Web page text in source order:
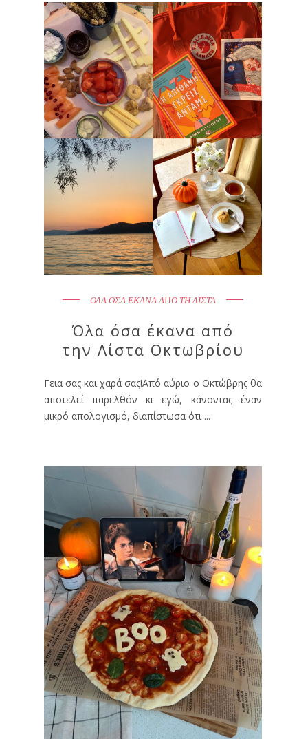
ΟΛΑ ΟΣΑ ΕΚΑΝΑ ΑΠΟ ΤΗ ΛΙΣΤΑ
Όλα όσα έκανα από
την Λίστα Οκτωβρίου
Γεια σας και χαρά σας!Από αύριο ο Οκτώβρης θα
αποτελεί παρελθόν κι εγώ, κάνοντας έναν
μικρό απολογισμό, διαπίστωσα ότι ...